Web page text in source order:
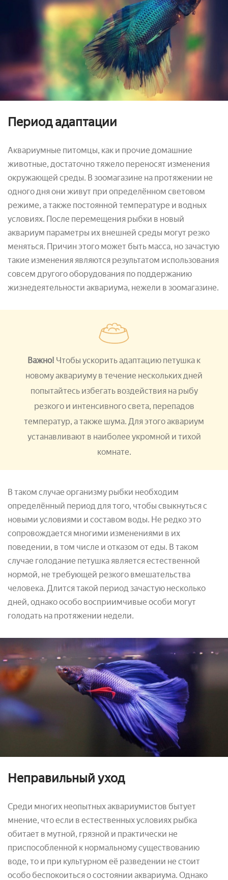
Период адаптации
Аквариумные питомцы, как и прочие домашние
животные, достаточно тяжело переносят изменения
окружающей среды. В зоомагазине на протяжении не
одного дня они живут при определённом световом
режиме, а также постоянной температуре и водных
условиях. После перемещения рыбки в новый
аквариум параметры их внешней среды могут резко
меняться. Причин этого может быть масса, но зачастую
такие изменения являются результатом использования
совсем другого оборудования по поддержанию
жизнедеятельности аквариума, нежели в зоомагазине.
Важно! Чтобы ускорить адаптацию петушка к
новому аквариуму в течение нескольких дней
попытайтесь избегать воздействия на рыбу
резкого и интенсивного света, перепадов
температур, а также шума. Для этого аквариум
устанавливают в наиболее укромной и тихой
комнате.
В таком случае организму рыбки необходим
определённый период для того, чтобы свыкнуться с
новыми условиями и составом воды. Не редко это
сопровождается многими изменениями в их
поведении, в том числе и отказом от еды. В таком
случае голодание петушка является естественной
нормой, не требующей резкого вмешательства
человека. Длится такой период зачастую несколько
дней, однако особо восприимчивые особи могут
голодать на протяжении недели.
Неправильный уход
Среди многих неопытных аквариумистов бытует
мнение, что если в естественных условиях рыбка
обитает в мутной, грязной и практически не
приспособленной к нормальному существованию
воде, то и при культурном её разведении не стоит
особо беспокоиться о состоянии аквариума. Однако